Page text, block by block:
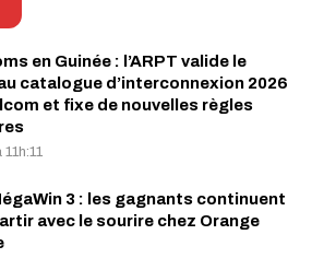
en Guinée : l’ARPT valide le
catalogue d’interconnexion 2026
et fixe de nouvelles règles
3 : les gagnants continuent
avec le sourire chez Orange